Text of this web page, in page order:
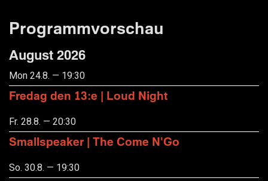
Programmvorschau
August 2026
Mon 24.8. — 19:30
Fredag den 13:e | Loud Night
Fr. 28.8. — 20:30
Smallspeaker | The Come N'Go
So. 30.8. — 19:30